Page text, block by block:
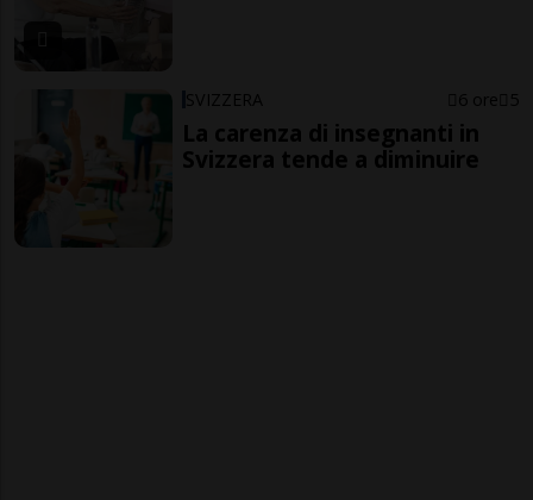
SVIZZERA 6 ore 5
La carenza di insegnanti in
Svizzera tende a diminuire